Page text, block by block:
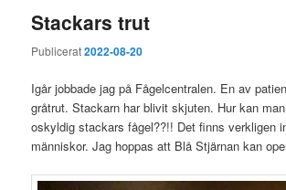
Stackars trut
Publicerat2022-08-20
Igår jobbade jag på Fågelcentralen. En av
gråtrut. Stackarn har blivit skjuten. Hur kan
oskyldig stackars fågel??!! Det finns verkligen
människor. Jag hoppas att Blå Stjärnan kan